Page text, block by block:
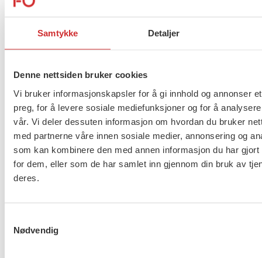
Samtykke Detaljer
Denne nettsiden bruker cookies
Vi bruker informasjonskapsler for å gi innhold og annonser
preg, for å levere sosiale mediefunksjoner og for å
vår. Vi deler dessuten informasjon om hvordan du bruker
med partnerne våre innen sosiale medier, annonsering og
som kan kombinere den med annen informasjon du har gjort
for dem, eller som de har samlet inn gjennom din bruk av
deres.
Nødvendig
Samarbeidsavtalen med Rødt kan lastes ned her.
Flere saker
Taushetsplikt og personvern